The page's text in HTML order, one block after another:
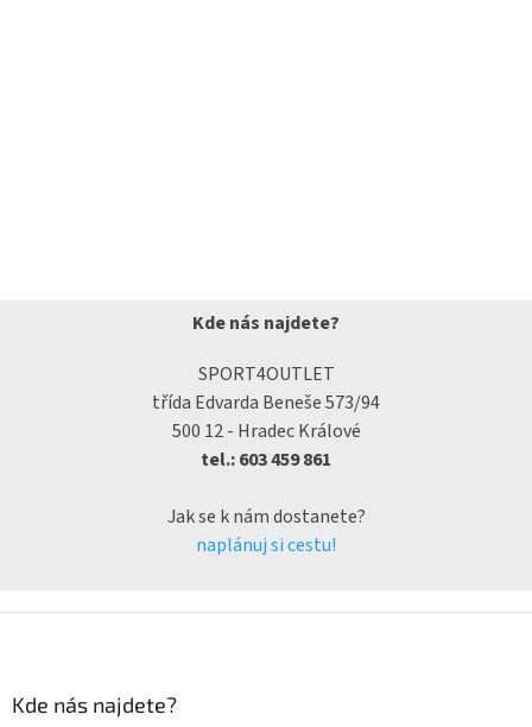
Kde nás najdete?
SPORT4OUTLET
třída Edvarda Beneše 573/94
500 12 - Hradec Králové
tel.: 603 459 861
Jak se k nám dostanete?
naplánuj si cestu!
Kde nás najdete?